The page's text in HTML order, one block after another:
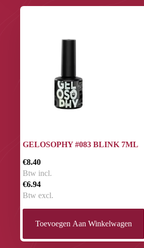
GELOSOPHY #083 BLINK 7ML
€8.40
Btw incl.
€6.94
Btw excl.
Toevoegen Aan Winkelwagen